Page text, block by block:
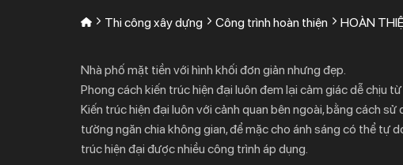
Thi công xây dựng Công trình hoàn thiện HOÀN
Nhà phố mặt tiền với hình khối đơn giản nhưng đẹp.
Phong cách kiến trúc hiện đại luôn đem lại cảm giác dễ chịu
Kiến trúc hiện đại luôn với cảnh quan bên ngoài, bằng cách
tường ngăn chia không gian, để mặc cho ánh sáng có thể tự
trúc hiện đại được nhiều công trình áp dụng.